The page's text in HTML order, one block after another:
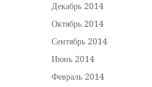
Декабрь 2014
Октябрь 2014
Сентябрь 2014
Июнь 2014
Февраль 2014